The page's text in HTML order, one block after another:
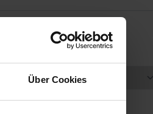
Über Cookies
Auflösung